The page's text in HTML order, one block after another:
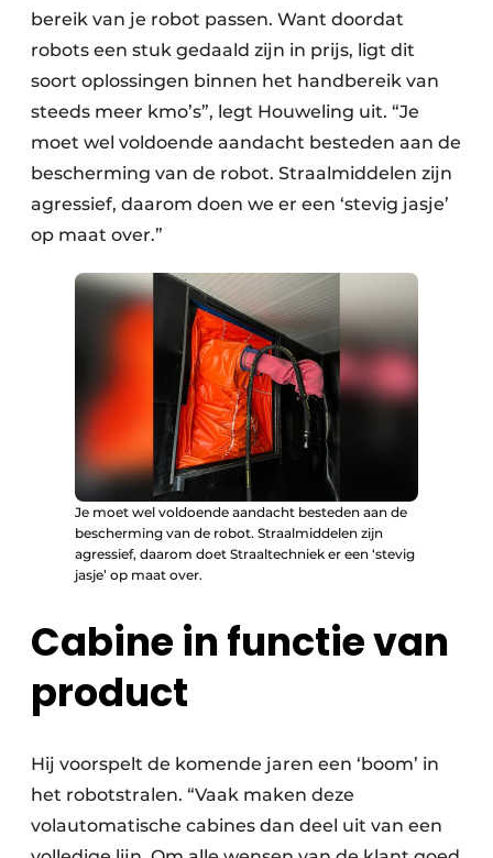
bereik van je robot passen. Want doordat
robots een stuk gedaald zijn in prijs, ligt dit
soort oplossingen binnen het handbereik van
steeds meer kmo’s”, legt Houweling uit. “Je
moet wel voldoende aandacht besteden aan de
bescherming van de robot. Straalmiddelen zijn
agressief, daarom doen we er een ‘stevig jasje’
op maat over.”
Je moet wel voldoende aandacht besteden aan de
bescherming van de robot. Straalmiddelen zijn
agressief, daarom doet Straaltechniek er een ‘stevig
jasje’ op maat over.
Cabine in functie van
product
Hij voorspelt de komende jaren een ‘boom’ in
het robotstralen. “Vaak maken deze
volautomatische cabines dan deel uit van een